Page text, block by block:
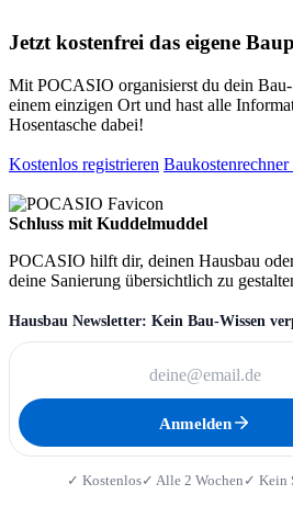
Jetzt kostenfrei das eigene
Mit POCASIO organisierst du dein
einem einzigen Ort und hast alle
Hosentasche dabei!
Kostenlos registrieren Baukostenrechner
Schluss mit Kuddelmuddel
POCASIO hilft dir, deinen Hausbau
deine Sanierung übersichtlich zu
Hausbau Newsletter: Kein Bau-Wissen
Anmelden
✓ Kostenlos✓ Alle 2 Wochen ✓ Kein